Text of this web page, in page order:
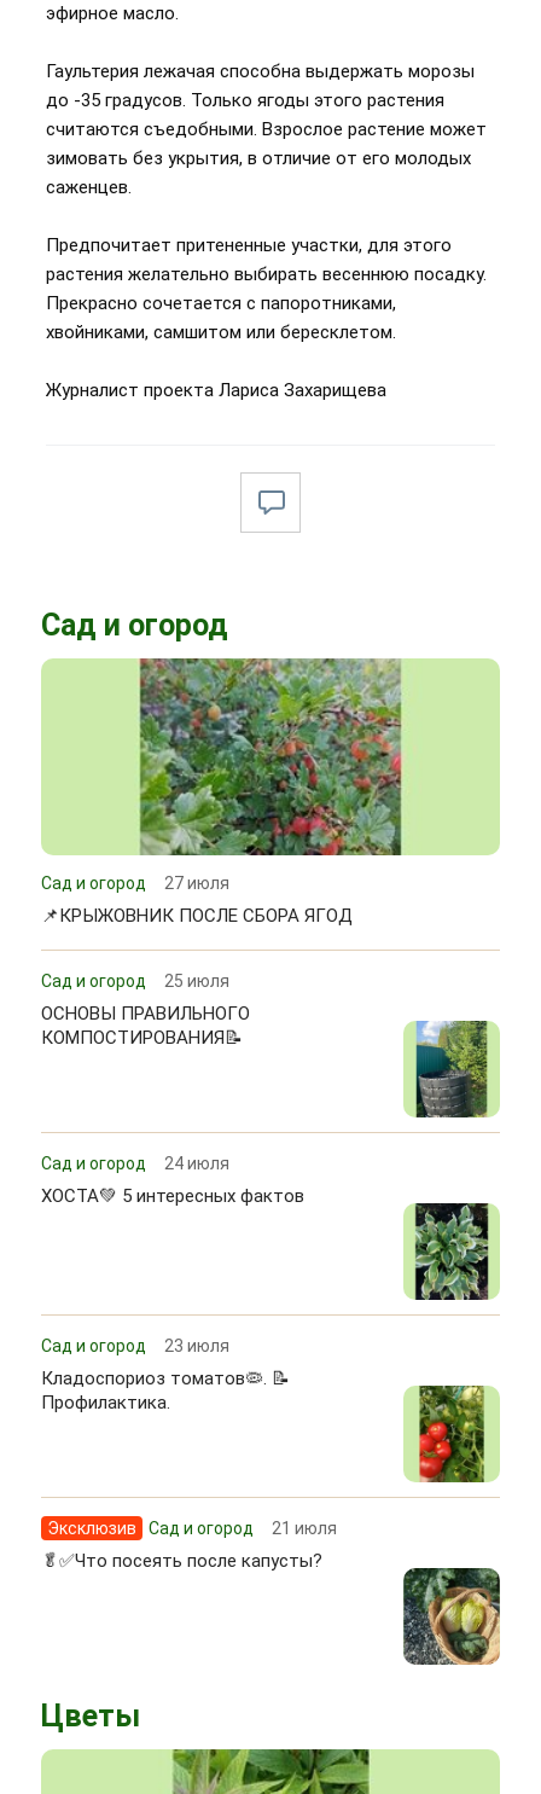
эфирное масло.
Гаультерия лежачая способна выдержать морозы
до -35 градусов. Только ягоды этого растения
считаются съедобными. Взрослое растение может
зимовать без укрытия, в отличие от его молодых
саженцев.
Предпочитает притененные участки, для этого
растения желательно выбирать весеннюю посадку.
Прекрасно сочетается с папоротниками,
хвойниками, самшитом или бересклетом.
Журналист проекта Лариса Захарищева
Сад и огород
Сад и огород 27 июля
📌КРЫЖОВНИК ПОСЛЕ СБОРА ЯГОД
Сад и огород 25 июля
ОСНОВЫ ПРАВИЛЬНОГО
КОМПОСТИРОВАНИЯ📝
Сад и огород 24 июля
ХОСТА💚 5 интересных фактов
Сад и огород 23 июля
Кладоспориоз томатов🦠. 📝
Профилактика.
Эксклюзив Сад и огород 21 июля
🥬✅Что посеять после капусты?
Цветы